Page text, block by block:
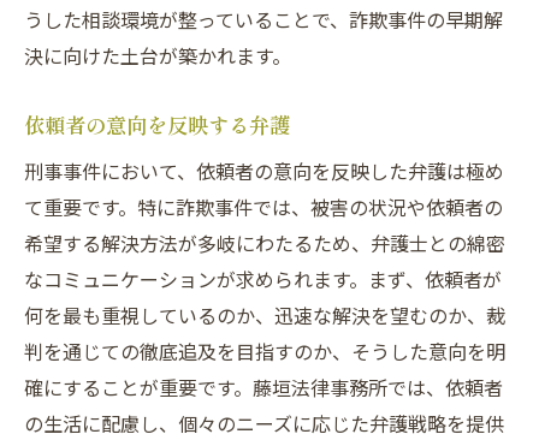
うした相談環境が整っていることで、詐欺事件の早期解
決に向けた土台が築かれます。
依頼者の意向を反映する弁護
刑事事件において、依頼者の意向を反映した弁護は極め
て重要です。特に詐欺事件では、被害の状況や依頼者の
希望する解決方法が多岐にわたるため、弁護士との綿密
なコミュニケーションが求められます。まず、依頼者が
何を最も重視しているのか、迅速な解決を望むのか、裁
判を通じての徹底追及を目指すのか、そうした意向を明
確にすることが重要です。藤垣法律事務所では、依頼者
の生活に配慮し、個々のニーズに応じた弁護戦略を提供